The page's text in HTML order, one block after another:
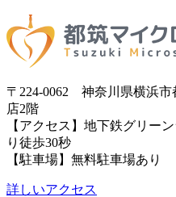
〒224-0062 神奈川県横浜
店2階
【アクセス】地下鉄グリー
り徒歩30秒
【駐車場】無料駐車場あり
詳しいアクセス